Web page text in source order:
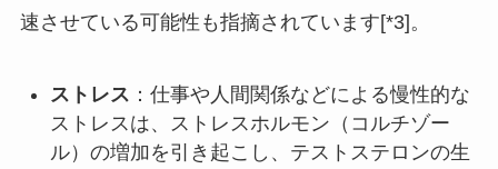
速させている可能性も指摘されています[*3]。
ストレス ：仕事や人間関係などによる慢性的な
ストレスは、ストレスホルモン（コルチゾー
ル）の増加を引き起こし、テストステロンの生